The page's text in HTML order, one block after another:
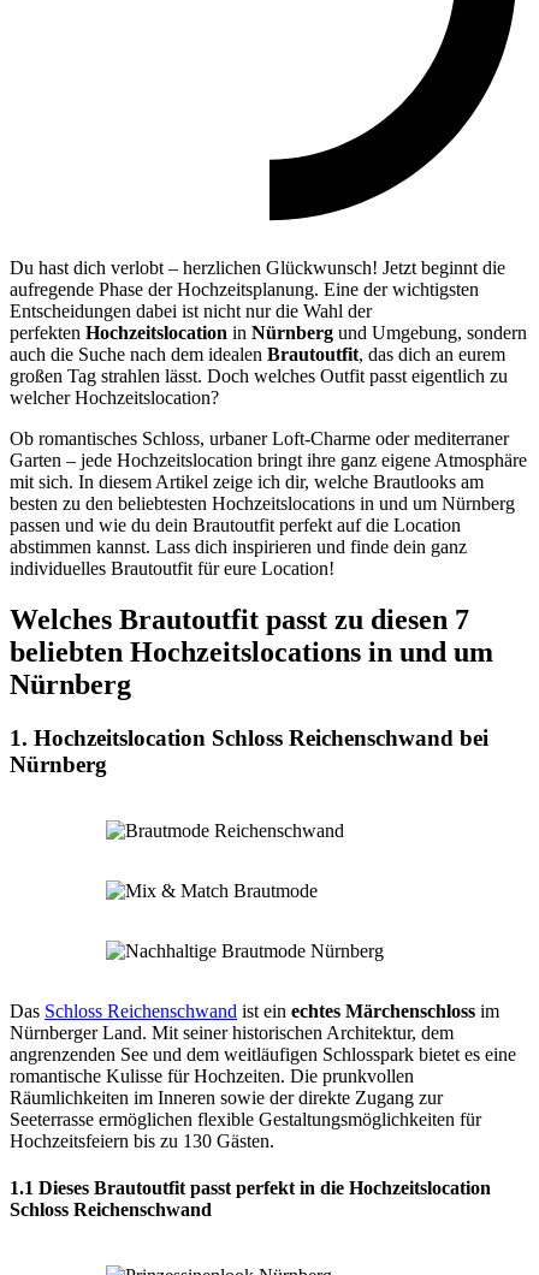
Du hast dich verlobt – herzlichen Glückwunsch! Jetzt beginnt die
aufregende Phase der Hochzeitsplanung. Eine der wichtigsten
Entscheidungen dabei ist nicht nur die Wahl der
perfekten Hochzeitslocation in Nürnberg und Umgebung, sondern
auch die Suche nach dem idealen Brautoutfit, das dich an eurem
großen Tag strahlen lässt. Doch welches Outfit passt eigentlich zu
welcher Hochzeitslocation?
Ob romantisches Schloss, urbaner Loft-Charme oder mediterraner
Garten – jede Hochzeitslocation bringt ihre ganz eigene Atmosphäre
mit sich. In diesem Artikel zeige ich dir, welche Brautlooks am
besten zu den beliebtesten Hochzeitslocations in und um Nürnberg
passen und wie du dein Brautoutfit perfekt auf die Location
abstimmen kannst. Lass dich inspirieren und finde dein ganz
individuelles Brautoutfit für eure Location!
Welches Brautoutfit passt zu diesen 7
beliebten Hochzeitslocations in und um
Nürnberg
1. Hochzeitslocation Schloss Reichenschwand bei
Nürnberg
Das Schloss Reichenschwand ist ein echtes Märchenschloss im
Nürnberger Land. Mit seiner historischen Architektur, dem
angrenzenden See und dem weitläufigen Schlosspark bietet es eine
romantische Kulisse für Hochzeiten. Die prunkvollen
Räumlichkeiten im Inneren sowie der direkte Zugang zur
Seeterrasse ermöglichen flexible Gestaltungsmöglichkeiten für
Hochzeitsfeiern bis zu 130 Gästen. ​
1.1 Dieses Brautoutfit passt perfekt in die Hochzeitslocation
Schloss Reichenschwand